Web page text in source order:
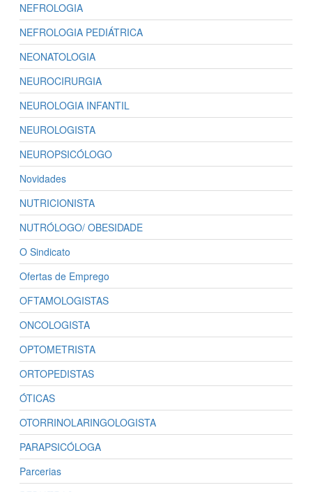
NEFROLOGIA
NEFROLOGIA PEDIÁTRICA
NEONATOLOGIA
NEUROCIRURGIA
NEUROLOGIA INFANTIL
NEUROLOGISTA
NEUROPSICÓLOGO
Novidades
NUTRICIONISTA
NUTRÓLOGO/ OBESIDADE
O Sindicato
Ofertas de Emprego
OFTAMOLOGISTAS
ONCOLOGISTA
OPTOMETRISTA
ORTOPEDISTAS
ÓTICAS
OTORRINOLARINGOLOGISTA
PARAPSICÓLOGA
Parcerias